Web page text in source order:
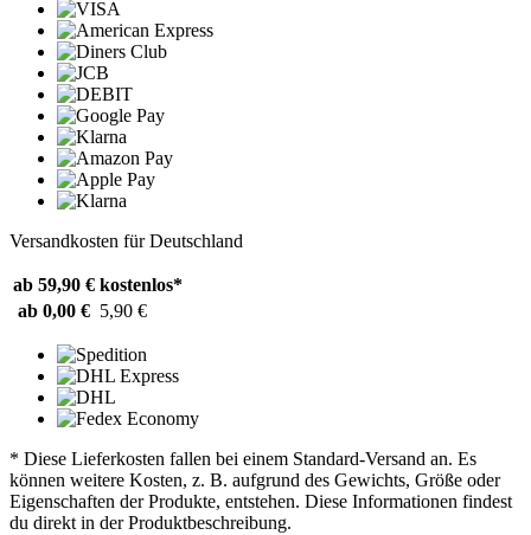
Versandkosten für Deutschland
ab 59,90 € kostenlos*
ab 0,00 € 5,90 €
* Diese Lieferkosten fallen bei einem Standard-Versand an. Es
können weitere Kosten, z. B. aufgrund des Gewichts, Größe oder
Eigenschaften der Produkte, entstehen. Diese Informationen findest
du direkt in der Produktbeschreibung.